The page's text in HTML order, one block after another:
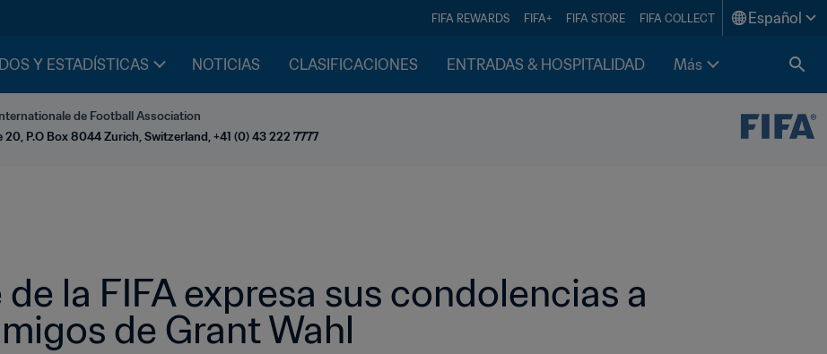
FIFA REWARDS FIFA+ FIFA STORE FIFA COLLECT Español
Y ESTADÍSTICAS NOTICIAS CLASIFICACIONES ENTRADAS & HOSPITALIDAD Más
de Football Association
20, P.O Box 8044 Zurich, Switzerland, +41 (0) 43 222 7777
la FIFA expresa sus condolencias a
de Grant Wahl